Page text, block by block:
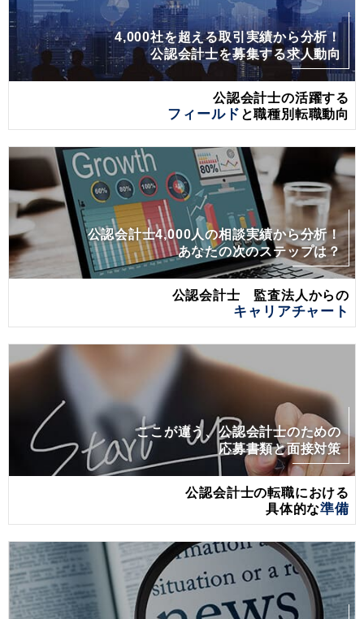
4,000社を超える取引実績から分析！
公認会計士を募集する求人動向
公認会計士の活躍する
フィールド と職種別転職動向
公認会計士4,000人の相談実績から分析！
あなたの次のステップは？
公認会計士 監査法人からの
キャリアチャート
ここが違う、公認会計士のための
応募書類と面接対策
公認会計士の転職における
具体的な準備